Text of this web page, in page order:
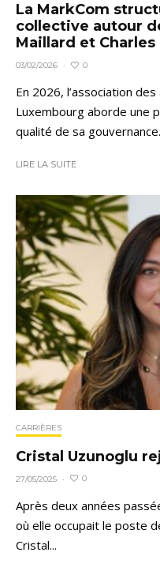
La MarkCom
collective autour
Maillard et Charles
03/02/2026 · 0
En 2026, l’association
Luxembourg aborde une
qualité de sa
LIRE LA SUITE
CARRIÈRES
Cristal Uzunoglu
27/05/2025 · 0
Après deux années
où elle occupait le poste
Cristal...